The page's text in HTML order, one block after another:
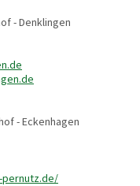
- Denklingen
- Eckenhagen